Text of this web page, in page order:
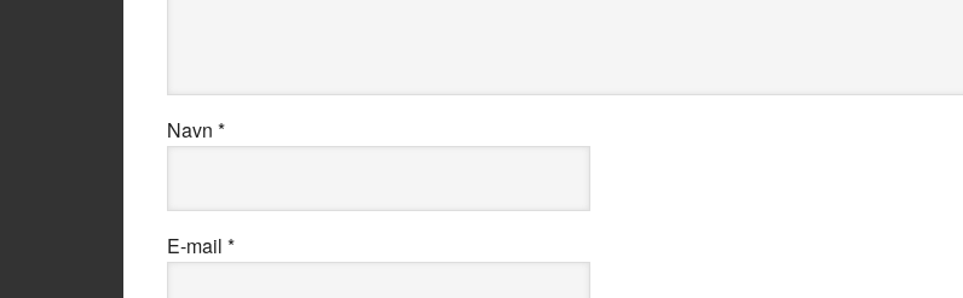
Navn *
E-mail *